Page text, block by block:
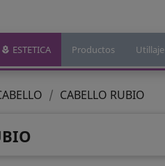
ESTETICA Productos Utillaje
CABELLO RUBIO